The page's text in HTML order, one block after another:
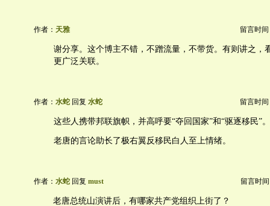
作者： 天雅 留言时间
谢分享。这个博主不错，不蹭流量，不带货。有则讲之，
更广泛关联。
作者： 水蛇 回复 水蛇 留言时间
这些人携带邦联旗帜，并高呼要“夺回国家”和“驱逐移民”。
老唐的言论助长了极右翼反移民白人至上情绪。
作者： 水蛇 回复 must 留言时间
老唐总统山演讲后，有哪家共产党组织上街了？